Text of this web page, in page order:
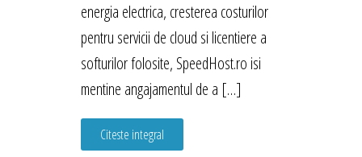
energia electrica, cresterea costurilor
pentru servicii de cloud si licentiere a
softurilor folosite, SpeedHost.ro isi
mentine angajamentul de a […]
Citeste integral